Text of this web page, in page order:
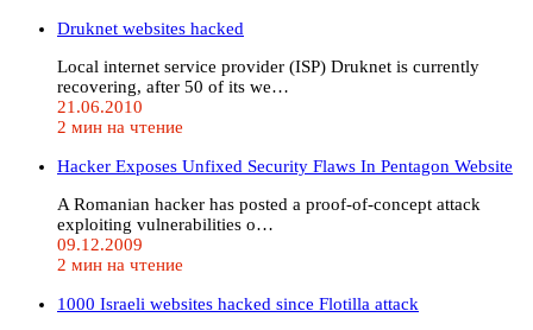
Druknet websites hacked
Local internet service provider (ISP) Druknet is currently
recovering, after 50 of its we…
21.06.2010
2 мин на чтение
Hacker Exposes Unfixed Security Flaws In Pentagon Website
A Romanian hacker has posted a proof-of-concept attack
exploiting vulnerabilities o…
09.12.2009
2 мин на чтение
1000 Israeli websites hacked since Flotilla attack